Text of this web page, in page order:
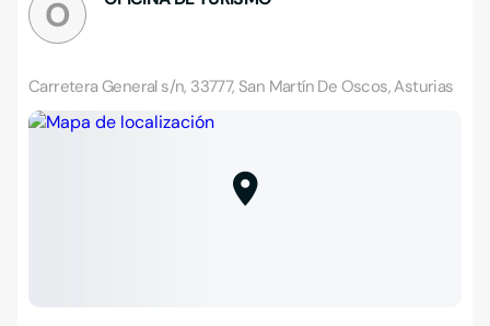
O
Carretera General s/n, 33777, San Martín De Oscos, Asturias